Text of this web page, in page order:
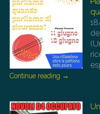
Continue reading →